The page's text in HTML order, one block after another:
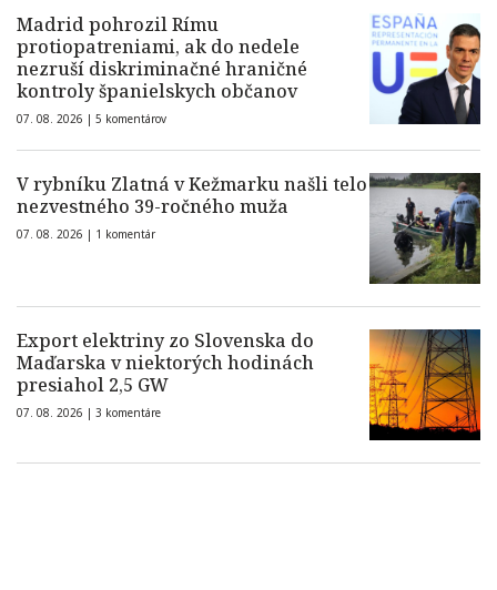
Madrid pohrozil Rímu
protiopatreniami, ak do nedele
nezruší diskriminačné hraničné
kontroly španielskych občanov
07. 08. 2026 | 5 komentárov
V rybníku Zlatná v Kežmarku našli telo
nezvestného 39-ročného muža
07. 08. 2026 | 1 komentár
Export elektriny zo Slovenska do
Maďarska v niektorých hodinách
presiahol 2,5 GW
07. 08. 2026 | 3 komentáre